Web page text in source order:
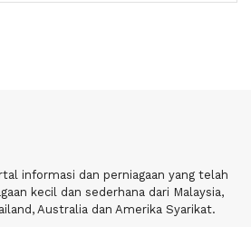
informasi dan perniagaan yang telah
kecil dan sederhana dari Malaysia,
Australia dan Amerika Syarikat.